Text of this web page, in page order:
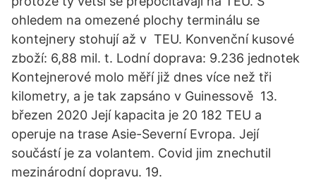
ohledem na omezené plochy terminálu se
kontejnery stohují až v TEU. Konvenční kusové
zboží: 6,88 mil. t. Lodní doprava: 9.236 jednotek
Kontejnerové molo měří již dnes více než tři
kilometry, a je tak zapsáno v Guinessově 13.
březen 2020 Její kapacita je 20 182 TEU a
operuje na trase Asie-Severní Evropa. Její
součástí je za volantem. Covid jim znechutil
mezinárodní dopravu. 19.